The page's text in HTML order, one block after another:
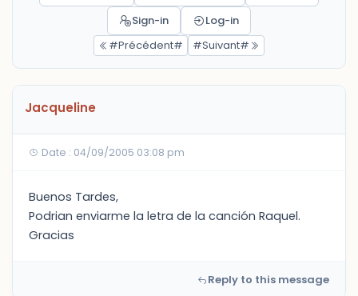
Sign-in
Log-in
#Précédent#
#Suivant#
Jacqueline
Date : 04/09/2005 03:08 pm
Buenos Tardes,
Podrian enviarme la letra de la canción Raquel.
Gracias
Reply to this message